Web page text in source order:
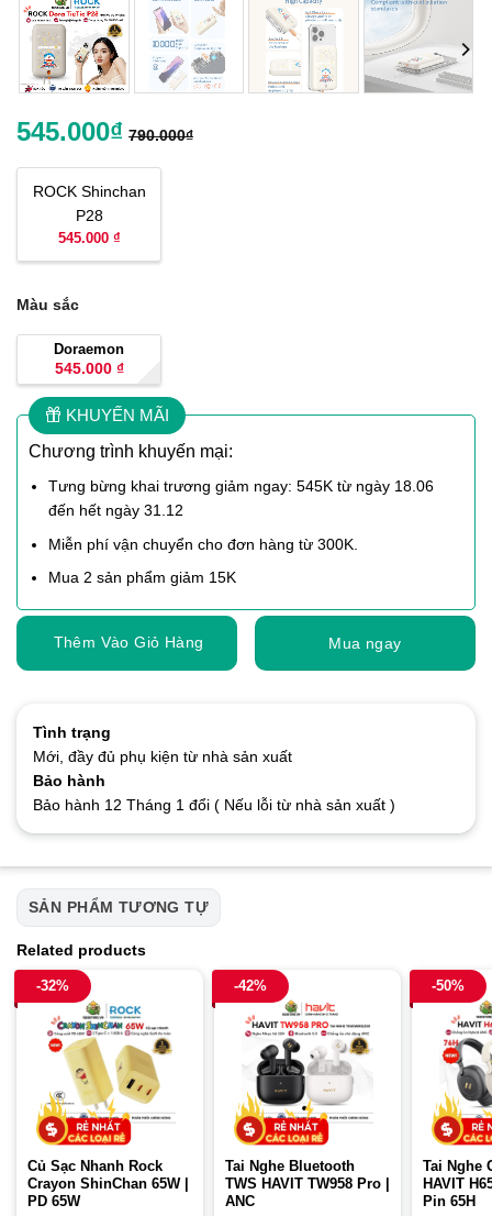
545.000₫ 790.000₫
Màu sắc
Doraemon
545.000 ₫
ROCK Shinchan
P28
545.000 ₫
KHUYẾN MÃI
Chương trình khuyến mại:
Tưng bừng khai trương giảm ngay: 545K từ ngày 18.06
đến hết ngày 31.12
Miễn phí vận chuyển cho đơn hàng từ 300K.
Mua 2 sản phẩm giảm 15K
Thêm Vào Giỏ Hàng Mua ngay
Tình trạng
Mới, đầy đủ phụ kiện từ nhà sản xuất
Bảo hành
Bảo hành 12 Tháng 1 đổi ( Nếu lỗi từ nhà sản xuất )
SẢN PHẨM TƯƠNG TỰ
Related products
-32%
Củ Sạc Nhanh Rock
Crayon ShinChan 65W |
PD 65W
-42%
Tai Nghe Bluetooth
TWS HAVIT TW958 Pro |
ANC
-50%
Tai Nghe
HAVIT
Pin 65H